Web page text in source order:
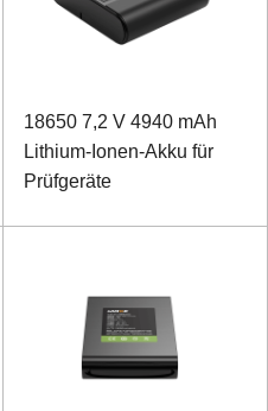
18650 7,2 V 4940 mAh
Lithium-Ionen-Akku für
Prüfgeräte